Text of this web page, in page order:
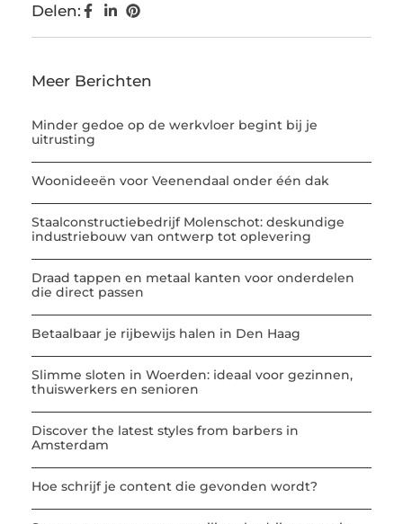
Delen:
Meer Berichten
Minder gedoe op de werkvloer begint bij je
uitrusting
Woonideeën voor Veenendaal onder één dak
Staalconstructiebedrijf Molenschot: deskundige
industriebouw van ontwerp tot oplevering
Draad tappen en metaal kanten voor onderdelen
die direct passen
Betaalbaar je rijbewijs halen in Den Haag
Slimme sloten in Woerden: ideaal voor gezinnen,
thuiswerkers en senioren
Discover the latest styles from barbers in
Amsterdam
Hoe schrijf je content die gevonden wordt?